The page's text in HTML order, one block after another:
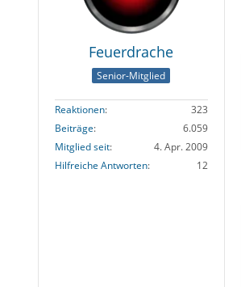
Feuerdrache
Senior-Mitglied
Reaktionen
323
Beiträge
6.059
Mitglied seit
4. Apr. 2009
Hilfreiche Antworten
12